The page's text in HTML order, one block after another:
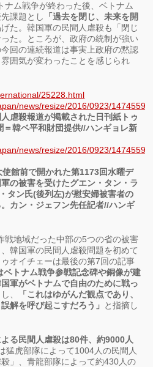
ナム戦争が終わった後、ベトナム
課題とし
「過去を閉じ、未来を開
た。韓国軍の民間人虐殺も「閉じ
た。ところが、政府の統制が強い
回の連続報道は事実上政府の黙認
囲気が変わったことを感じられ
25228.html
news/resize/2016/0923/
虐殺報道が掲載された日刊紙トゥ
韓ベ平和財団提供//ハンギョレ新
news/resize/2016/0923/
館前で開かれた第1173回水曜デ
の被害を受けたグエン・タン・ラ
タン氏(後列左)が慰安婦被害者の
カン・ジェフン先任記者//ハンギ
戦地域だった中部の5つの省の被害
韓国軍の民間人虐殺問題を初めて
オイチェーは最後の第7回の記事
ベトナム戦争参戦記念碑や銅像が建
軍がベトナムで自由のために戦っ
、
「これはゆがんだ観点であり、
解を呼び起こすだろう」 と指摘し
る民間人虐殺は80件、約9000人
猛虎部隊によって1004人の民間人
」、青龍部隊によって約430人の